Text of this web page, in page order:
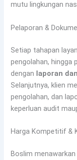
mutu lingkungan
Pelaporan &
Setiap tahapan
pengolahan, hingga
dengan laporan
Selanjutnya, klien
pengolahan, dan
keperluan audit
Harga Kompetitif &
Boslim menawarkan